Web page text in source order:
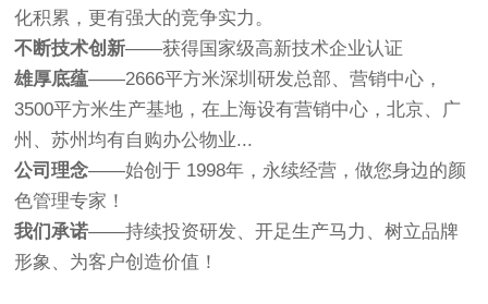
化积累，更有强大的竞争实力。
不断技术创新——获得国家级高新技术企业认证
雄厚底蕴——2666平方米深圳研发总部、营销中心，
3500平方米生产基地，在上海设有营销中心，北京、广
州、苏州均有自购办公物业...
公司理念——始创于 1998年，永续经营，做您身边的颜
色管理专家！
我们承诺——持续投资研发、开足生产马力、树立品牌
形象、为客户创造价值！